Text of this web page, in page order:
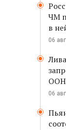
ЧМ
в
06
ООН
06